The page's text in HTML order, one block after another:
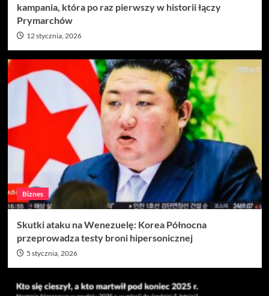
kampania, która po raz pierwszy w historii łączy
Prymarchów
12 stycznia, 2026
Biznes
Skutki ataku na Wenezuelę: Korea Północna
przeprowadza testy broni hipersonicznej
5 stycznia, 2026